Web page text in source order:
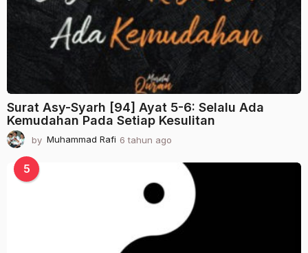
o
Surat Asy-Syarh [94] Ayat 5-6: Selalu Ada
Kemudahan Pada Setiap Kesulitan
by Muhammad Rafi 6 tahun ago
g
5